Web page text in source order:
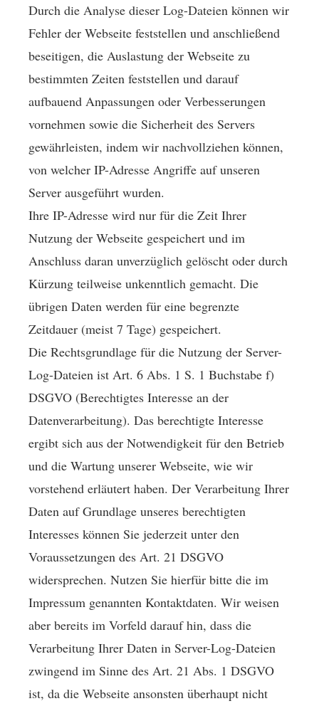
Durch die Analyse dieser Log-Dateien können wir
Fehler der Webseite feststellen und anschließend
beseitigen, die Auslastung der Webseite zu
bestimmten Zeiten feststellen und darauf
aufbauend Anpassungen oder Verbesserungen
vornehmen sowie die Sicherheit des Servers
gewährleisten, indem wir nachvollziehen können,
von welcher IP-Adresse Angriffe auf unseren
Server ausgeführt wurden.
Ihre IP-Adresse wird nur für die Zeit Ihrer
Nutzung der Webseite gespeichert und im
Anschluss daran unverzüglich gelöscht oder durch
Kürzung teilweise unkenntlich gemacht. Die
übrigen Daten werden für eine begrenzte
Zeitdauer (meist 7 Tage) gespeichert.
Die Rechtsgrundlage für die Nutzung der Server-
Log-Dateien ist Art. 6 Abs. 1 S. 1 Buchstabe f)
DSGVO (Berechtigtes Interesse an der
Datenverarbeitung). Das berechtigte Interesse
ergibt sich aus der Notwendigkeit für den Betrieb
und die Wartung unserer Webseite, wie wir
vorstehend erläutert haben. Der Verarbeitung Ihrer
Daten auf Grundlage unseres berechtigten
Interesses können Sie jederzeit unter den
Voraussetzungen des Art. 21 DSGVO
widersprechen. Nutzen Sie hierfür bitte die im
Impressum genannten Kontaktdaten. Wir weisen
aber bereits im Vorfeld darauf hin, dass die
Verarbeitung Ihrer Daten in Server-Log-Dateien
zwingend im Sinne des Art. 21 Abs. 1 DSGVO
ist, da die Webseite ansonsten überhaupt nicht